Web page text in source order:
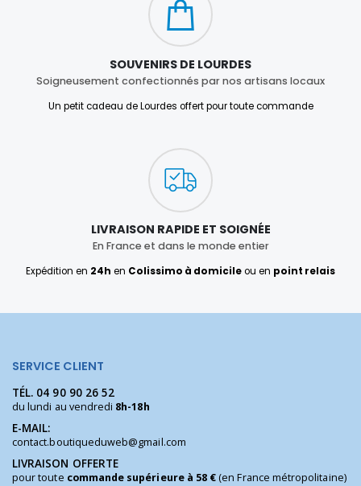
SOUVENIRS DE LOURDES
Soigneusement confectionnés par nos artisans locaux
Un petit cadeau de Lourdes offert pour toute commande
LIVRAISON RAPIDE ET SOIGNÉE
En France et dans le monde entier
Expédition en 24h en Colissimo à domicileou en point relais
SERVICE CLIENT
TÉL. 04 90 90 26 52
du lundi au vendredi 8h-18h
E-MAIL:
contact.boutiqueduweb@gmail.com
LIVRAISON OFFERTE
pour toute commande supérieure à 58 €(en France métropolitaine)